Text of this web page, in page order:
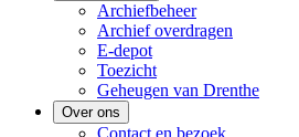
Archiefbeheer
Archief overdragen
E-depot
Toezicht
Geheugen van Drenthe
Over ons
Contact en bezoek